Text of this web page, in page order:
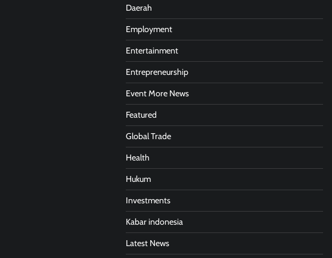
Daerah
Employment
Entertainment
Entrepreneurship
Event More News
Featured
Global Trade
Health
Hukum
Investments
Kabar indonesia
Latest News